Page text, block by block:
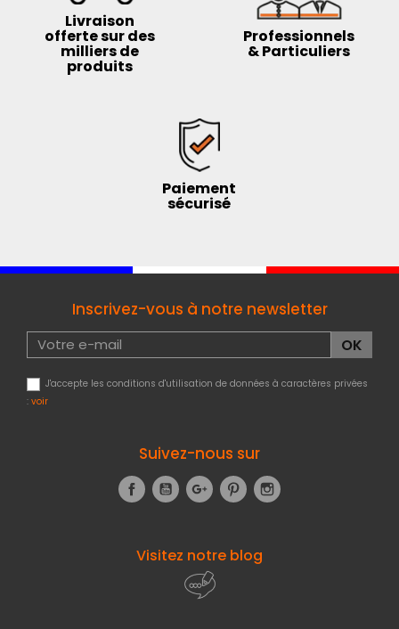
Livraison
offerte sur des
milliers de
produits
Professionnels
& Particuliers
Paiement
sécurisé
Inscrivez-vous à notre newsletter
J'accepte les conditions d'utilisation de données à caractères privées
: voir
Suivez-nous sur
FacebookYouTubeGoogle+Pinterest
Visitez notre blog